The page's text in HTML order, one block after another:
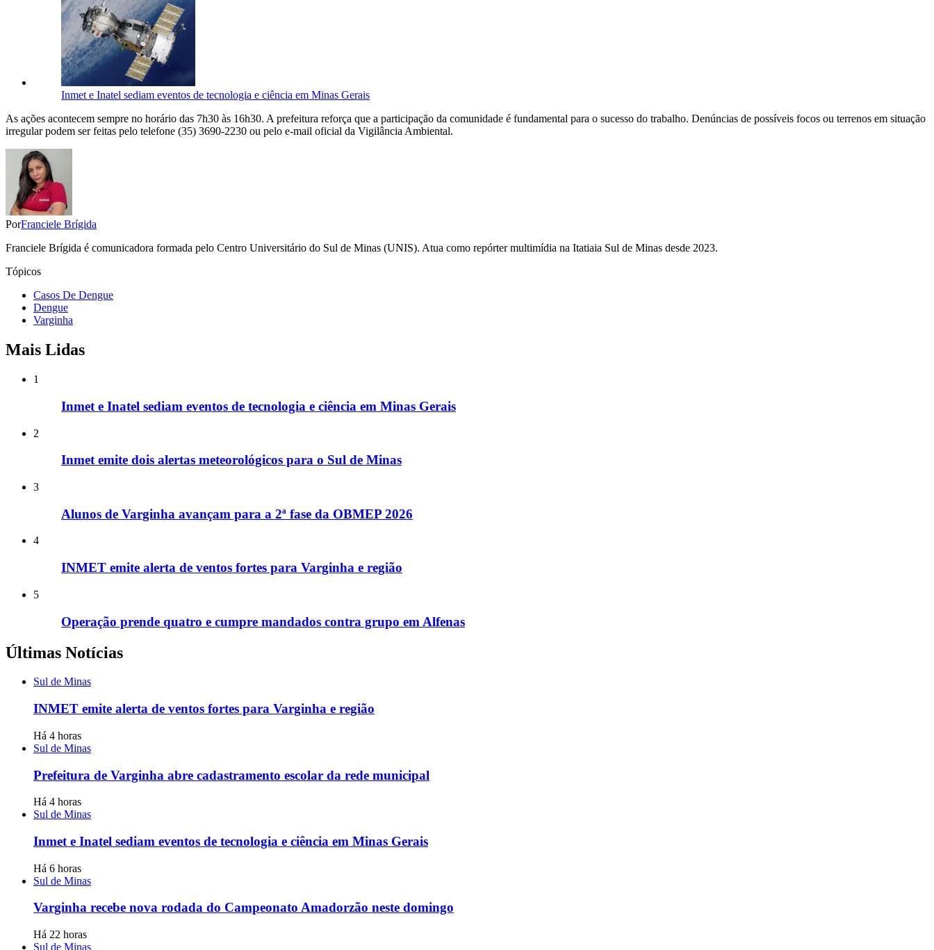
Inmet e Inatel sediam eventos de tecnologia e ciência em Minas Gerais
As ações acontecem sempre no horário das 7h30 às 16h30. A prefeitura reforça que a participação da comunidade é fundamental para o sucesso do trabalho. Denúncias de possíveis focos ou terrenos em situação
irregular podem ser feitas pelo telefone (35) 3690-2230 ou pelo e-mail oficial da Vigilância Ambiental.
PorFranciele Brígida
Franciele Brígida é comunicadora formada pelo Centro Universitário do Sul de Minas (UNIS). Atua como repórter multimídia na Itatiaia Sul de Minas desde 2023.
Tópicos
Casos De Dengue
Dengue
Varginha
Mais Lidas
1
Inmet e Inatel sediam eventos de tecnologia e ciência em Minas Gerais
2
Inmet emite dois alertas meteorológicos para o Sul de Minas
3
Alunos de Varginha avançam para a 2ª fase da OBMEP 2026
4
INMET emite alerta de ventos fortes para Varginha e região
5
Operação prende quatro e cumpre mandados contra grupo em Alfenas
Últimas Notícias
Sul de Minas
INMET emite alerta de ventos fortes para Varginha e região
Há 4 horas
Sul de Minas
Prefeitura de Varginha abre cadastramento escolar da rede municipal
Há 4 horas
Sul de Minas
Inmet e Inatel sediam eventos de tecnologia e ciência em Minas Gerais
Há 6 horas
Sul de Minas
Varginha recebe nova rodada do Campeonato Amadorzão neste domingo
Há 22 horas
Sul de Minas